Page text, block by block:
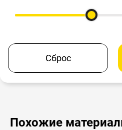
Сброс
Похожие